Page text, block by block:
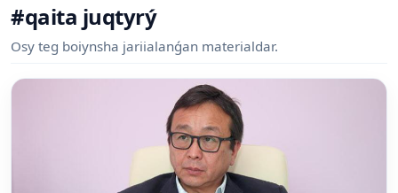
#qaita juqtyrý
Osy teg boiynsha jariialanǵan materialdar.